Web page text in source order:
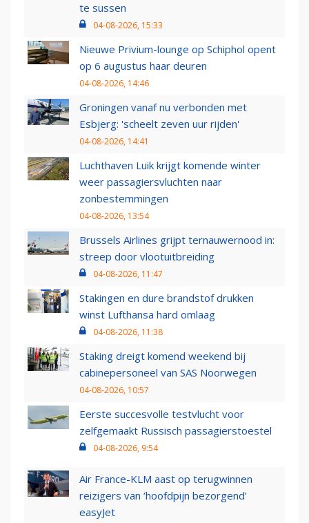
te sussen
04-08-2026, 15:33
Nieuwe Privium-lounge op Schiphol opent
op 6 augustus haar deuren
04-08-2026, 14:46
Groningen vanaf nu verbonden met
Esbjerg: 'scheelt zeven uur rijden'
04-08-2026, 14:41
Luchthaven Luik krijgt komende winter
weer passagiersvluchten naar
zonbestemmingen
04-08-2026, 13:54
Brussels Airlines grijpt ternauwernood in:
streep door vlootuitbreiding
04-08-2026, 11:47
Stakingen en dure brandstof drukken
winst Lufthansa hard omlaag
04-08-2026, 11:38
Staking dreigt komend weekend bij
cabinepersoneel van SAS Noorwegen
04-08-2026, 10:57
Eerste succesvolle testvlucht voor
zelfgemaakt Russisch passagierstoestel
04-08-2026, 9:54
Air France-KLM aast op terugwinnen
reizigers van ‘hoofdpijn bezorgend’
easyJet